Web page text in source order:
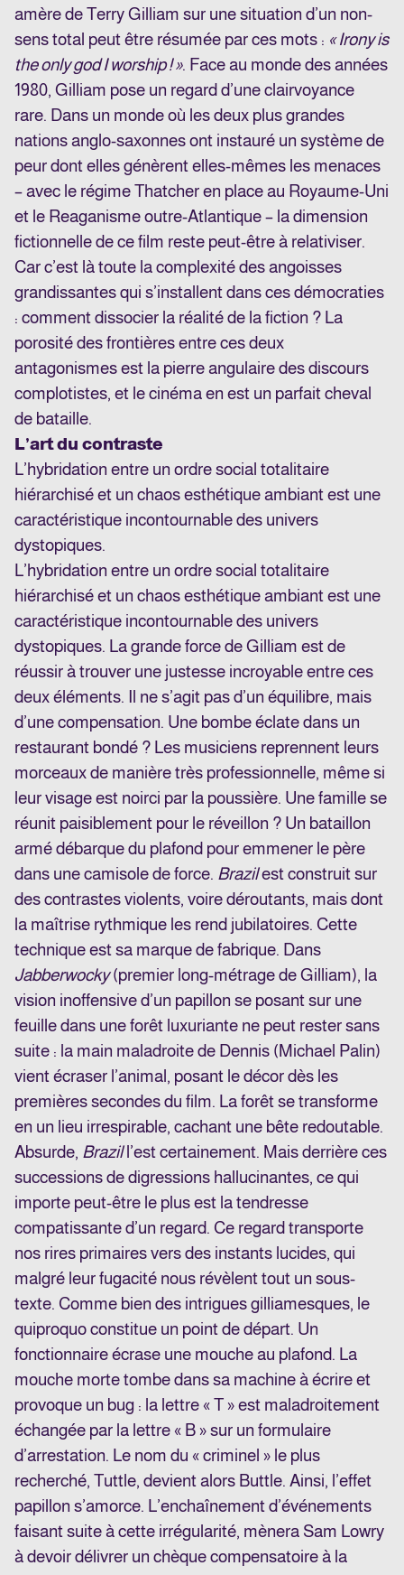
amère de Terry Gilliam sur une situation d’un non-
sens total peut être résumée par ces mots : « Irony is
the only god I worship ! ». Face au monde des années
1980, Gilliam pose un regard d’une clairvoyance
rare. Dans un monde où les deux plus grandes
nations anglo-saxonnes ont instauré un système de
peur dont elles génèrent elles-mêmes les menaces
– avec le régime Thatcher en place au Royaume-Uni
et le Reaganisme outre-Atlantique – la dimension
fictionnelle de ce film reste peut-être à relativiser.
Car c’est là toute la complexité des angoisses
grandissantes qui s’installent dans ces démocraties
: comment dissocier la réalité de la fiction ? La
porosité des frontières entre ces deux
antagonismes est la pierre angulaire des discours
complotistes, et le cinéma en est un parfait cheval
de bataille.
L’art du contraste
L’hybridation entre un ordre social totalitaire
hiérarchisé et un chaos esthétique ambiant est une
caractéristique incontournable des univers
dystopiques.
L’hybridation entre un ordre social totalitaire
hiérarchisé et un chaos esthétique ambiant est une
caractéristique incontournable des univers
dystopiques. La grande force de Gilliam est de
réussir à trouver une justesse incroyable entre ces
deux éléments. Il ne s’agit pas d’un équilibre, mais
d’une compensation. Une bombe éclate dans un
restaurant bondé ? Les musiciens reprennent leurs
morceaux de manière très professionnelle, même si
leur visage est noirci par la poussière. Une famille se
réunit paisiblement pour le réveillon ? Un bataillon
armé débarque du plafond pour emmener le père
dans une camisole de force. Brazilest construit sur
des contrastes violents, voire déroutants, mais dont
la maîtrise rythmique les rend jubilatoires. Cette
technique est sa marque de fabrique. Dans
Jabberwocky(premier long-métrage de Gilliam), la
vision inoffensive d’un papillon se posant sur une
feuille dans une forêt luxuriante ne peut rester sans
suite : la main maladroite de Dennis (Michael Palin)
vient écraser l’animal, posant le décor dès les
premières secondes du film. La forêt se transforme
en un lieu irrespirable, cachant une bête redoutable.
Absurde, Brazill’est certainement. Mais derrière ces
successions de digressions hallucinantes, ce qui
importe peut-être le plus est la tendresse
compatissante d’un regard. Ce regard transporte
nos rires primaires vers des instants lucides, qui
malgré leur fugacité nous révèlent tout un sous-
texte. Comme bien des intrigues gilliamesques, le
quiproquo constitue un point de départ. Un
fonctionnaire écrase une mouche au plafond. La
mouche morte tombe dans sa machine à écrire et
provoque un bug : la lettre « T » est maladroitement
échangée par la lettre « B » sur un formulaire
d’arrestation. Le nom du « criminel » le plus
recherché, Tuttle, devient alors Buttle. Ainsi, l’effet
papillon s’amorce. L’enchaînement d’événements
faisant suite à cette irrégularité, mènera Sam Lowry
à devoir délivrer un chèque compensatoire à la